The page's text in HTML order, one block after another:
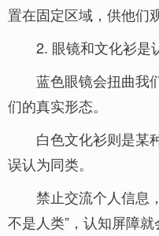
置在固定区域，供他们
2. 眼镜和文化衫是
蓝色眼镜会扭曲我
们的真实形态。
白色文化衫则是某
误认为同类。
禁止交流个人信息
不是人类”，认知屏障